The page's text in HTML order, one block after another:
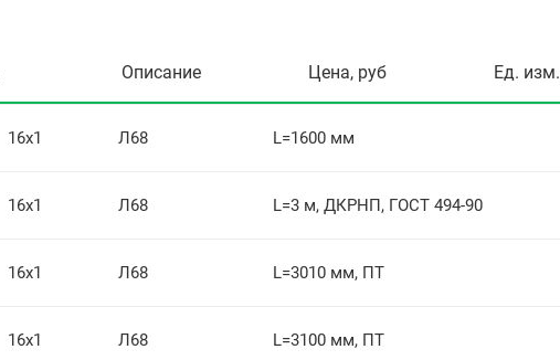
Описание Цена, руб Ед. изм.
16х1 Л68 L=1600 мм
16х1 Л68 L=3 м, ДКРНП, ГОСТ 494-90
16х1 Л68 L=3010 мм, ПТ
16х1 Л68 L=3100 мм, ПТ